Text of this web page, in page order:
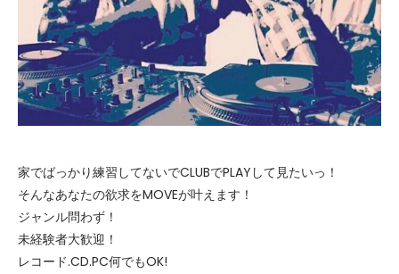
家でばっかり練習してないでCLUBでPLAYして見たいっ！
そんなあなたの欲求をMOVEが叶えます！
ジャンル問わず！
未経験者大歓迎！
レコード.CD.PC何でもOK!